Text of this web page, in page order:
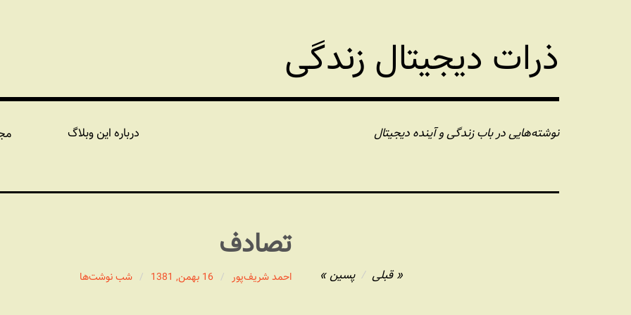
ذرات دیجیتال زندگی
نوشته‌هایی در باب زندگی و آینده دیجیتال درباره این وبلاگ
تصادف
احمد شریف‌پور 16 بهمن, 1381 شب نوشت‌ها قبلی پسین